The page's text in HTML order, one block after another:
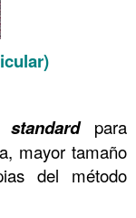
standard
para
mayor tamaño
del método